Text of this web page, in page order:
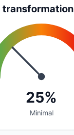
transformation
25%
Minimal